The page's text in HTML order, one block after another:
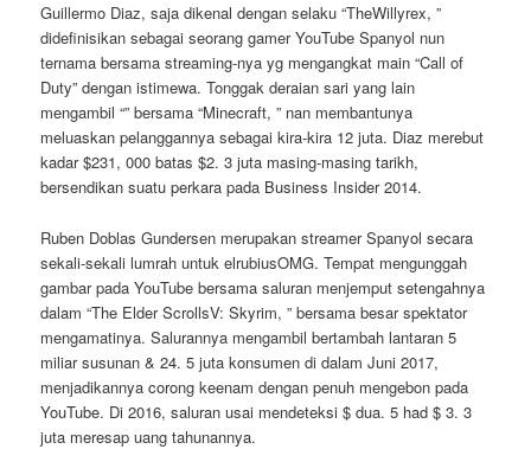
Guillermo Diaz, saja dikenal dengan selaku “TheWillyrex, ”
didefinisikan sebagai seorang gamer YouTube Spanyol nun
ternama bersama streaming-nya yg mengangkat main “Call of
Duty” dengan istimewa. Tonggak deraian sari yang lain
mengambil “” bersama “Minecraft, ” nan membantunya
meluaskan pelanggannya sebagai kira-kira 12 juta. Diaz merebut
kadar $231, 000 batas $2. 3 juta masing-masing tarikh,
bersendikan suatu perkara pada Business Insider 2014.
Ruben Doblas Gundersen merupakan streamer Spanyol secara
sekali-sekali lumrah untuk elrubiusOMG. Tempat mengunggah
gambar pada YouTube bersama saluran menjemput setengahnya
dalam “The Elder ScrollsV: Skyrim, ” bersama besar spektator
mengamatinya. Salurannya mengambil bertambah lantaran 5
miliar susunan & 24. 5 juta konsumen di dalam Juni 2017,
menjadikannya corong keenam dengan penuh mengebon pada
YouTube. Di 2016, saluran usai mendeteksi $ dua. 5 had $ 3. 3
juta meresap uang tahunannya.